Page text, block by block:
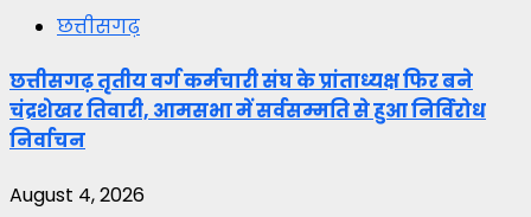
छत्तीसगढ़
छत्तीसगढ़ तृतीय वर्ग कर्मचारी संघ के प्रांताध्यक्ष फिर बने
चंद्रशेखर तिवारी, आमसभा में सर्वसम्मति से हुआ निर्विरोध
निर्वाचन
August 4, 2026